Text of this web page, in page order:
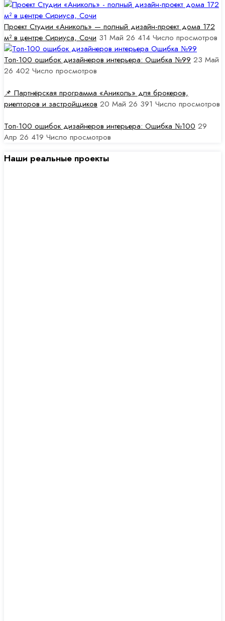
Проект Студии «Аниколь» — полный дизайн-проект дома 172
м² в центре Сириуса, Сочи 31 Май 26 414 Число просмотров
Топ-100 ошибок дизайнеров интерьера: Ошибка №99 23 Май
26 402 Число просмотров
📌 Партнёрская программа «Аниколь» для брокеров,
риелторов и застройщиков 20 Май 26 391 Число просмотров
Топ-100 ошибок дизайнеров интерьера: Ошибка №100 29
Апр 26 419 Число просмотров
Наши реальные проекты